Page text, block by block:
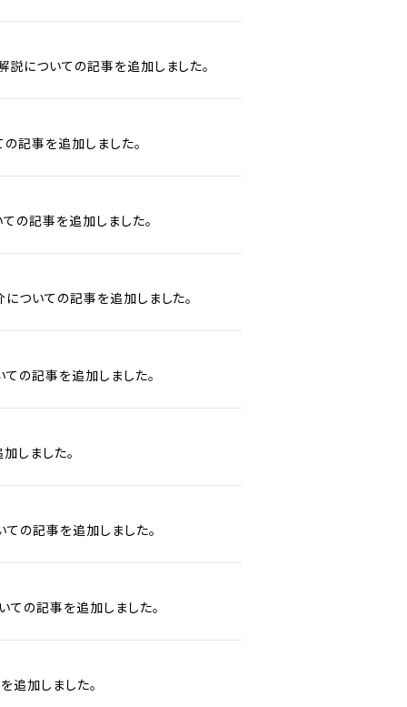
についての記事を追加しました。
記事を追加しました。
の記事を追加しました。
ついての記事を追加しました。
の記事を追加しました。
しました。
の記事を追加しました。
の記事を追加しました。
追加しました。